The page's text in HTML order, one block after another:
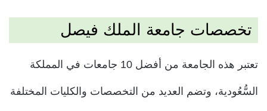
تخصصات جامعة الملك فيصل
تعتبر هذه الجامعة من أفضل 10 جامعات في المملكة
السُّعُودية، وتضم العديد من التخصصات والكليات المختلفة